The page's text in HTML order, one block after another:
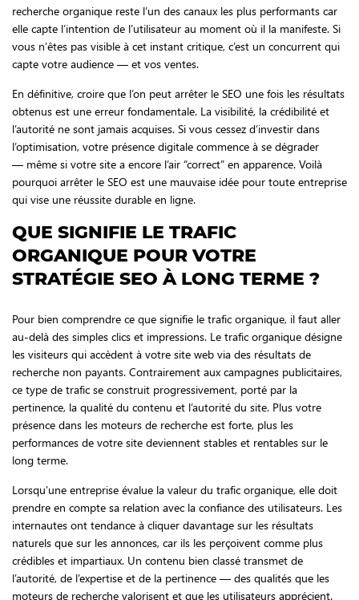
recherche organique reste l’un des canaux les plus performants car
elle capte l’intention de l’utilisateur au moment où il la manifeste. Si
vous n’êtes pas visible à cet instant critique, c’est un concurrent qui
capte votre audience — et vos ventes.
En définitive, croire que l’on peut arrêter le SEO une fois les résultats
obtenus est une erreur fondamentale. La visibilité, la crédibilité et
l’autorité ne sont jamais acquises. Si vous cessez d’investir dans
l’optimisation, votre présence digitale commence à se dégrader
— même si votre site a encore l’air “correct” en apparence. Voilà
pourquoi arrêter le SEO est une mauvaise idée pour toute entreprise
qui vise une réussite durable en ligne.
QUE SIGNIFIE LE TRAFIC
ORGANIQUE POUR VOTRE
STRATÉGIE SEO À LONG TERME ?
Pour bien comprendre ce que signifie le trafic organique, il faut aller
au-delà des simples clics et impressions. Le trafic organique désigne
les visiteurs qui accèdent à votre site web via des résultats de
recherche non payants. Contrairement aux campagnes publicitaires,
ce type de trafic se construit progressivement, porté par la
pertinence, la qualité du contenu et l’autorité du site. Plus votre
présence dans les moteurs de recherche est forte, plus les
performances de votre site deviennent stables et rentables sur le
long terme.
Lorsqu’une entreprise évalue la valeur du trafic organique, elle doit
prendre en compte sa relation avec la confiance des utilisateurs. Les
internautes ont tendance à cliquer davantage sur les résultats
naturels que sur les annonces, car ils les perçoivent comme plus
crédibles et impartiaux. Un contenu bien classé transmet de
l’autorité, de l’expertise et de la pertinence — des qualités que les
moteurs de recherche valorisent et que les utilisateurs apprécient.